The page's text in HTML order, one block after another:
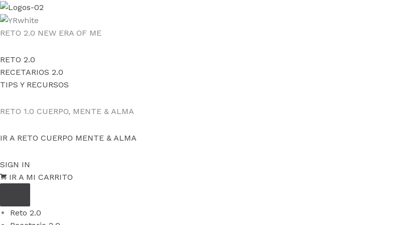
Ir
al
contenido
RETO 2.0 NEW ERA OF ME
RETO 2.0
RECETARIOS 2.0
TIPS Y RECURSOS
RETO 1.0 CUERPO, MENTE & ALMA
IR A RETO CUERPO MENTE & ALMA
SIGN IN
IR A MI CARRITO
Reto 2.0